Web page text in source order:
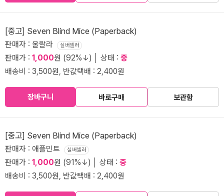
[중고] Seven Blind Mice (Paperback)
판매자 : 울랄라 실버셀러
판매가 : 1,000원 (92%↓) │ 상태 : 중
배송비 : 3,500원, 반값택배 : 2,400원
장바구니 바로구매 보관함
[중고] Seven Blind Mice (Paperback)
판매자 : 애플민트 실버셀러
판매가 : 1,000원 (91%↓) │ 상태 : 중
배송비 : 3,500원, 반값택배 : 2,400원